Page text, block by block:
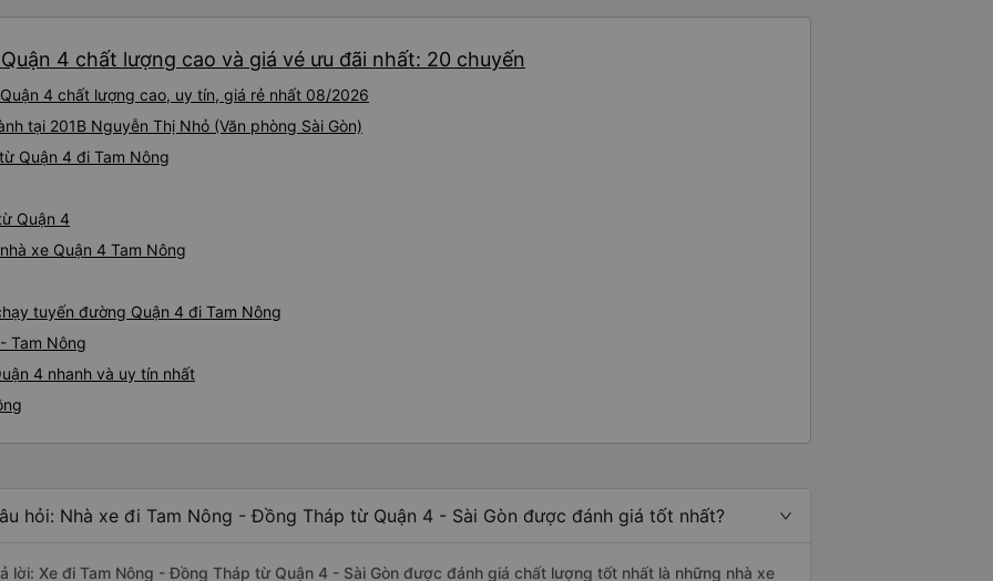
4 chất lượng cao và giá vé ưu đãi nhất: 20 chuyến
4 chất lượng cao, uy tín, giá rẻ nhất 08/2026
tại 201B Nguyễn Thị Nhỏ (Văn phòng Sài Gòn)
Quận 4 đi Tam Nông
Quận 4
xe Quận 4 Tam Nông
tuyến đường Quận 4 đi Tam Nông
Tam Nông
4 nhanh và uy tín nhất
hỏi: Nhà xe đi Tam Nông - Đồng Tháp từ Quận 4 - Sài Gòn được đánh giá tốt nhất?
lời: Xe đi Tam Nông - Đồng Tháp từ Quận 4 - Sài Gòn được đánh giá chất lượng tốt nhất là những nhà xe